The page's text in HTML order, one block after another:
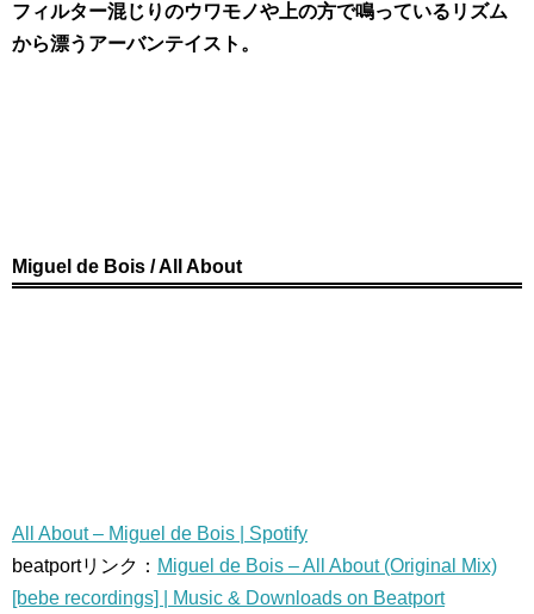
フィルター混じりのウワモノや上の方で鳴っているリズム
から漂うアーバンテイスト。
Miguel de Bois / All About
All About – Miguel de Bois | Spotify
beatportリンク： Miguel de Bois – All About (Original Mix)
[bebe recordings] | Music & Downloads on Beatport